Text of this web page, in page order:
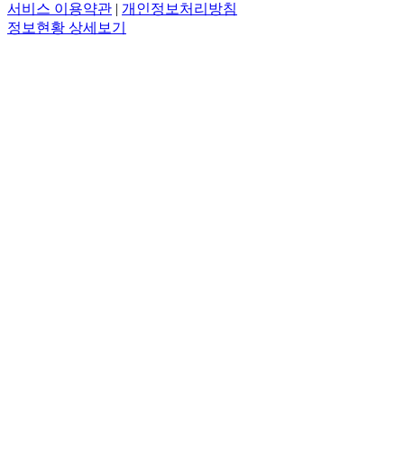
서비스 이용약관 | 개인정보처리방침
정보현황 상세보기